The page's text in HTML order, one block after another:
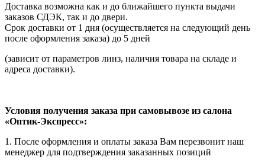
Доставка возможна как и до ближайшего пункта выдачи
заказов СДЭК, так и до двери.
Срок доставки от 1 дня (осуществляется на следующий день
после оформления заказа) до 5 дней
(зависит от параметров линз, наличия товара на складе и
адреса доставки).
Условия получения заказа при самовывозе из салона
«Оптик-Экспресс»:
1. После оформления и оплаты заказа Вам перезвонит наш
менеджер для подтверждения заказанных позиций